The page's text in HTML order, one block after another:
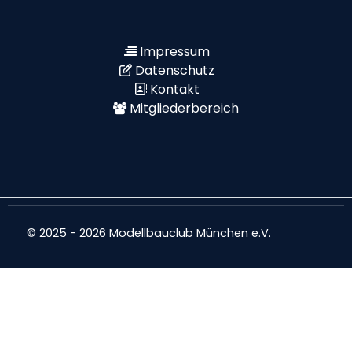
Impressum
Datenschutz
Kontakt
Mitgliederbereich
© 2025 - 2026 Modellbauclub München e.V.